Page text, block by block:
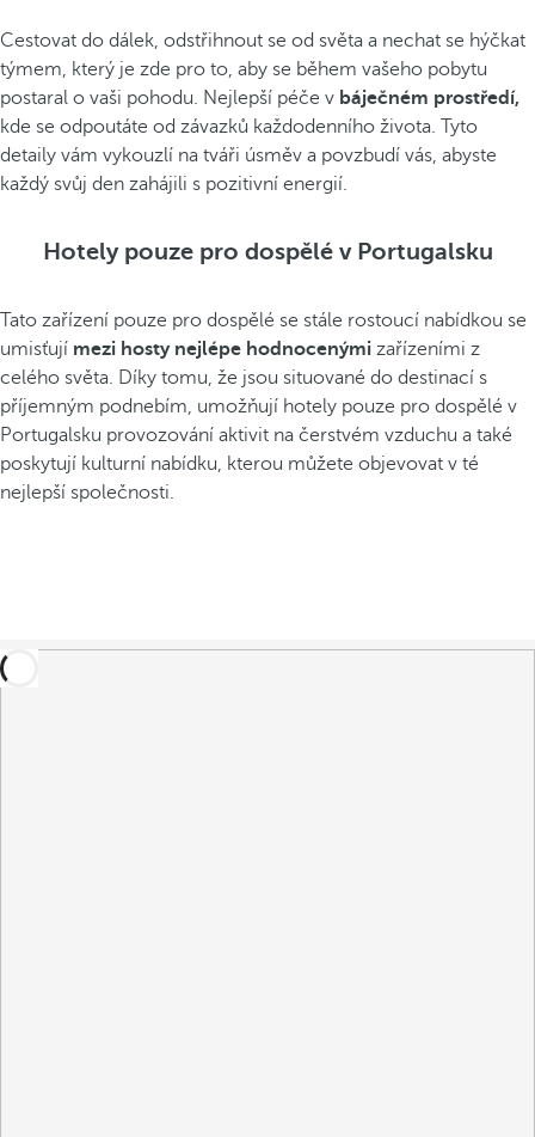
Cestovat do dálek, odstřihnout se od světa a nechat se hýčkat
týmem, který je zde pro to, aby se během vašeho pobytu
postaral o vaši pohodu. Nejlepší péče v báječném prostředí,
kde se odpoutáte od závazků každodenního života. Tyto
detaily vám vykouzlí na tváři úsměv a povzbudí vás, abyste
každý svůj den zahájili s pozitivní energií.
Hotely pouze pro dospělé v Portugalsku
Tato zařízení pouze pro dospělé se stále rostoucí nabídkou se
umisťují mezi hosty nejlépe hodnocenými zařízeními z
celého světa. Díky tomu, že jsou situované do destinací s
příjemným podnebím, umožňují hotely pouze pro dospělé v
Portugalsku provozování aktivit na čerstvém vzduchu a také
poskytují kulturní nabídku, kterou můžete objevovat v té
nejlepší společnosti.